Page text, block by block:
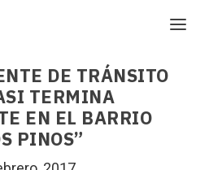
DE TRÁNSITO
TERMINA
EN EL BARRIO
PINOS”